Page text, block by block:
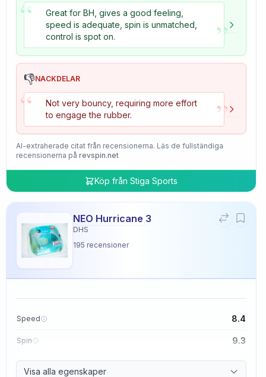
“
Great for BH, gives a good feeling,
speed is adequate, spin is unmatched,
control is spot on.
”
👎NACKDELAR
“
Not very bouncy, requiring more effort
to engage the rubber.
”
AI-extraherade citat från recensionerna. Läs de fullständiga
recensionerna på revspin.net
Köp från Stiga Sports
NEO Hurricane 3
DHS
195 recensioner
Speed 8.4
Spin 9.3
Control 8.7
Visa alla egenskaper